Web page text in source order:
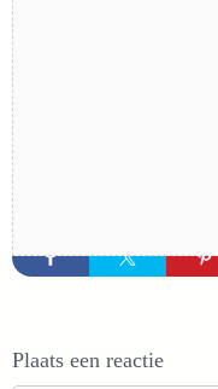
Plaats een reactie